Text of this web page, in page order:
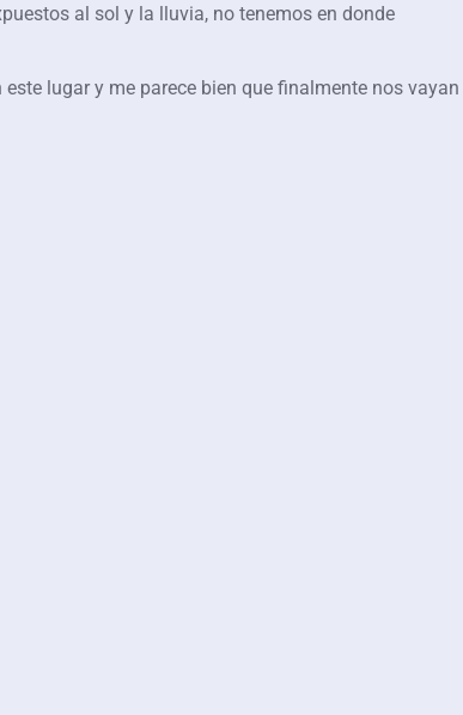
al sol y la lluvia, no tenemos en donde
lugar y me parece bien que finalmente nos vayan